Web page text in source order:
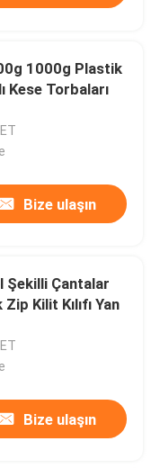
1000g Plastik
Kese Torbaları
Bize ulaşın
Şekilli Çantalar
Kilit Kılıfı Yan
Bize ulaşın